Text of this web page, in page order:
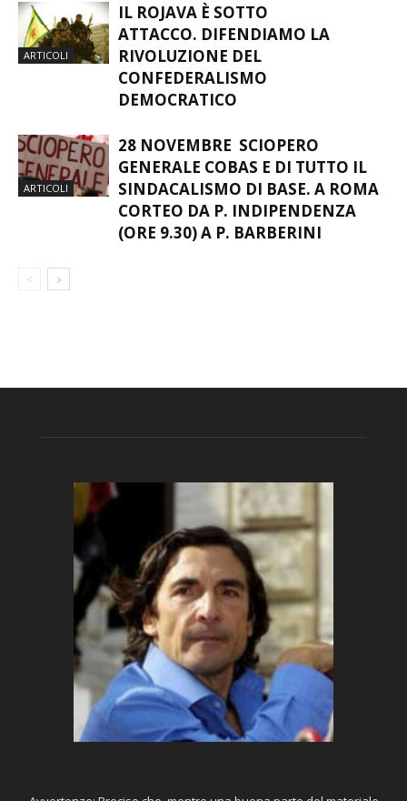
ARTICOLI
IL ROJAVA È SOTTO
ATTACCO. DIFENDIAMO LA
RIVOLUZIONE DEL
CONFEDERALISMO
DEMOCRATICO
ARTICOLI
28 NOVEMBRE SCIOPERO
GENERALE COBAS E DI TUTTO IL
SINDACALISMO DI BASE. A ROMA
CORTEO DA P. INDIPENDENZA
(ORE 9.30) A P. BARBERINI